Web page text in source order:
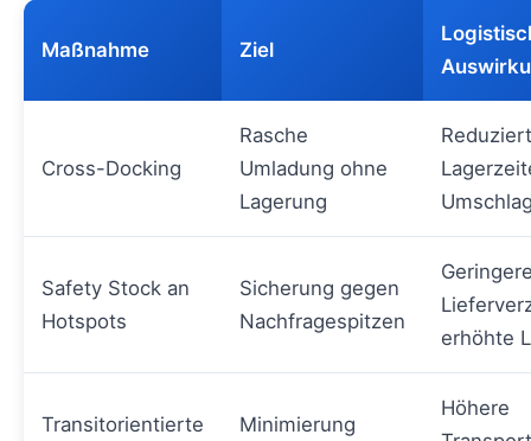
Maßnahme Ziel
Cross-Docking
Rasche
Umladung ohne
Lagerung
Safety Stock an
Hotspots
Sicherung gegen
Nachfragespitzen
erhöhte
Transitorientierte Minimierung
Höhere